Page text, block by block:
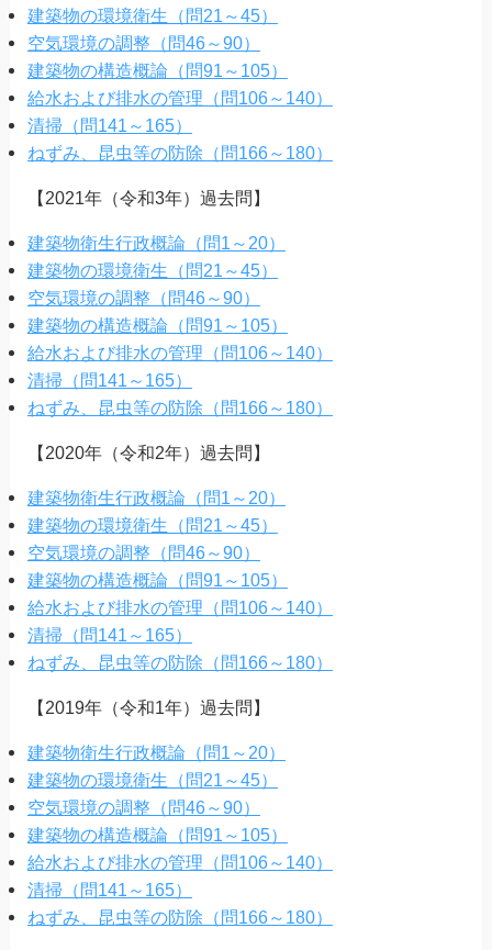
建築物の環境衛生（問21～45）
空気環境の調整（問46～90）
建築物の構造概論（問91～105）
給水および排水の管理（問106～140）
清掃（問141～165）
ねずみ、昆虫等の防除（問166～180）
【2021年（令和3年）過去問】
建築物衛生行政概論（問1～20）
建築物の環境衛生（問21～45）
空気環境の調整（問46～90）
建築物の構造概論（問91～105）
給水および排水の管理（問106～140）
清掃（問141～165）
ねずみ、昆虫等の防除（問166～180）
【2020年（令和2年）過去問】
建築物衛生行政概論（問1～20）
建築物の環境衛生（問21～45）
空気環境の調整（問46～90）
建築物の構造概論（問91～105）
給水および排水の管理（問106～140）
清掃（問141～165）
ねずみ、昆虫等の防除（問166～180）
【2019年（令和1年）過去問】
建築物衛生行政概論（問1～20）
建築物の環境衛生（問21～45）
空気環境の調整（問46～90）
建築物の構造概論（問91～105）
給水および排水の管理（問106～140）
清掃（問141～165）
ねずみ、昆虫等の防除（問166～180）